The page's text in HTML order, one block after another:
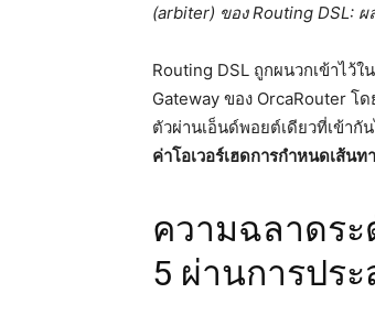
(arbiter) ของ Routing DSL:
Routing DSL ถูกผนวกเข้าไว้ใ
Gateway ของ OrcaRouter โ
ตัวผ่านเอ็นด์พอยต์เดียวที่เข้า
ค่าโอเวอร์เฮดการกำหนดเส้น
ความฉลาดระ
5 ผ่านการปร